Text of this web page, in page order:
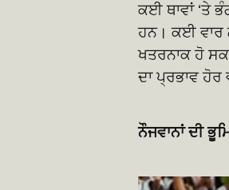
ਕਈ ਥਾਵਾਂ ‘ਤੇ
ਹਨ। ਕਈ ਵਾਰ
ਖਤਰਨਾਕ ਹੋ
ਦਾ ਪ੍ਰਭਾਵ ਹੋਰ
ਨੌਜਵਾਨਾਂ ਦੀ